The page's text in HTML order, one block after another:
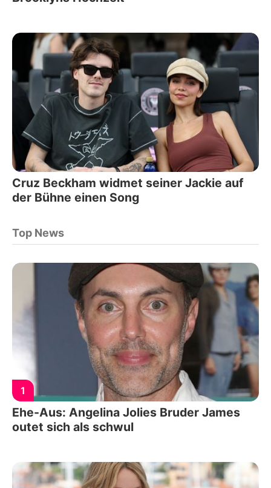
Cruz Beckham widmet seiner Jackie auf
der Bühne einen Song
Top News
1
Ehe-Aus: Angelina Jolies Bruder James
outet sich als schwul